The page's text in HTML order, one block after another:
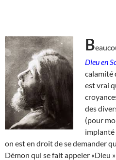
B
Dieu en
calamité
est vrai
des
(pour
implanté
on est en droit de se demander
Démon qui se fait appeler «Dieu